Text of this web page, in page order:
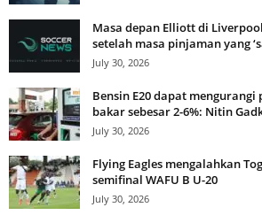
Masa depan Elliott di
setelah masa pinjaman yang
July 30, 2026
Bensin E20 dapat
bakar sebesar 2-6%: Nitin
July 30, 2026
Flying Eagles mengalahkan
semifinal WAFU B U-20
July 30, 2026